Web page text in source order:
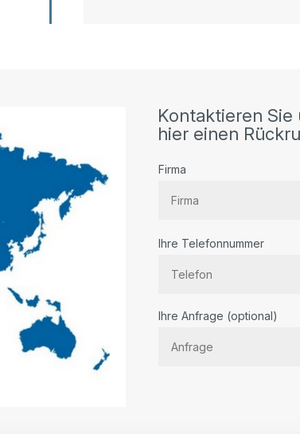
Kontaktieren Sie
hier einen
Firma
Ihre Telefonnummer
Ihre Anfrage (optional)